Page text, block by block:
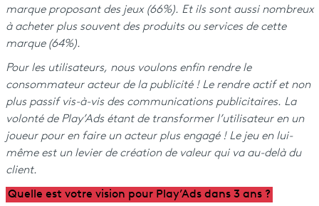
marque proposant des jeux (66%). Et ils sont aussi nombreux
à acheter plus souvent des produits ou services de cette
marque (64%).
Pour les utilisateurs, nous voulons enfin rendre le
consommateur acteur de la publicité ! Le rendre actif et non
plus passif vis-à-vis des communications publicitaires. La
volonté de Play’Ads étant de transformer l’utilisateur en un
joueur pour en faire un acteur plus engagé ! Le jeu en lui-
même est un levier de création de valeur qui va au-delà du
client.
Quelle est votre vision pour Play’Ads dans 3 ans ?